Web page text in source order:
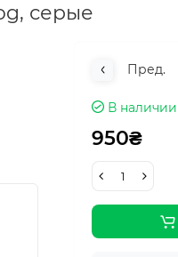
серые
Пред.
В наличии
950₴